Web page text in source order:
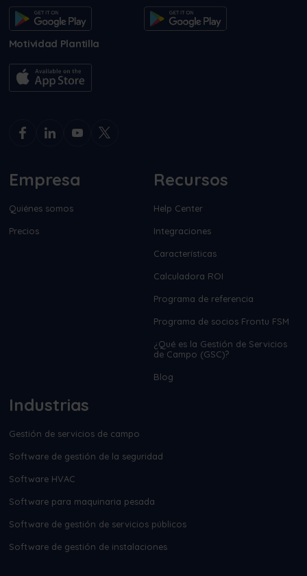
Motividad Plantilla
Empresa
Quiénes somos
Precios
Recursos
Help Center
Integraciones
Características
Calculadora ROI
Programa de referencia
Programa de socios Frontu FSM
¿Qué es la Gestión de Servicios
de Campo (GSC)?
Blog
Industrias
Gestión de servicios de campo
Software de gestión de la seguridad
Software HVAC
Software para maquinaria pesada
Software de gestión de servicios públicos
Software de gestión de instalaciones